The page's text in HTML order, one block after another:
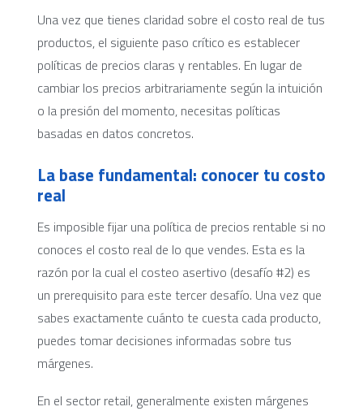
Una vez que tienes claridad sobre el costo real de tus
productos, el siguiente paso crítico es establecer
políticas de precios claras y rentables. En lugar de
cambiar los precios arbitrariamente según la intuición
o la presión del momento, necesitas políticas
basadas en datos concretos.
La base fundamental: conocer tu costo
real
Es imposible fijar una política de precios rentable si no
conoces el costo real de lo que vendes. Esta es la
razón por la cual el costeo asertivo (desafío #2) es
un prerequisito para este tercer desafío. Una vez que
sabes exactamente cuánto te cuesta cada producto,
puedes tomar decisiones informadas sobre tus
márgenes.
En el sector retail, generalmente existen márgenes